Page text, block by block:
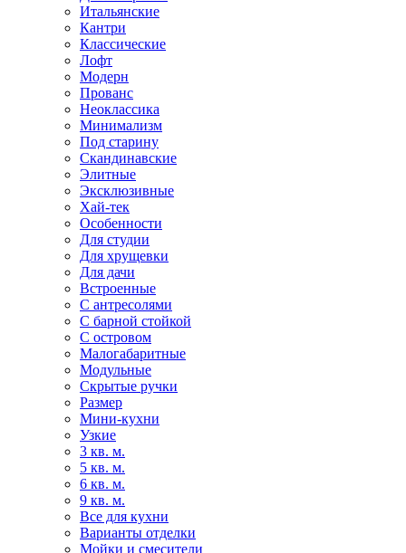
Итальянские
Кантри
Классические
Лофт
Модерн
Прованс
Неоклассика
Минимализм
Под старину
Скандинавские
Элитные
Эксклюзивные
Хай-тек
Особенности
Для студии
Для хрущевки
Для дачи
Встроенные
С антресолями
С барной стойкой
С островом
Малогабаритные
Модульные
Скрытые ручки
Размер
Мини-кухни
Узкие
3 кв. м.
5 кв. м.
6 кв. м.
9 кв. м.
Все для кухни
Варианты отделки
Мойки и смесители